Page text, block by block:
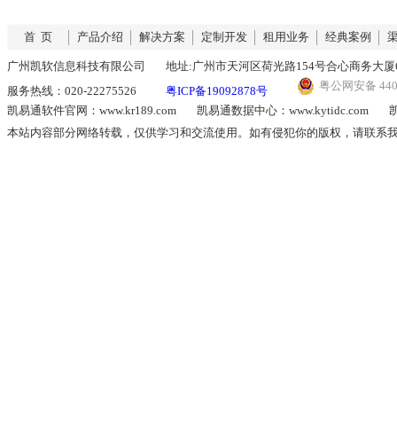
首 页 产品介绍 解决方案 定制开发 租用业务 经典案例
广州凯软信息科技有限公司
地址:广州市天河区荷光路154号合心商务大厦
服务热线：020-22275526
粤ICP备19092878号
粤公网安备
凯易通软件官网：www.kr189.com
凯易通数据中心：www.kytidc.com
本站内容部分网络转载，仅供学习和交流使用。如有侵犯你的版权，请联系